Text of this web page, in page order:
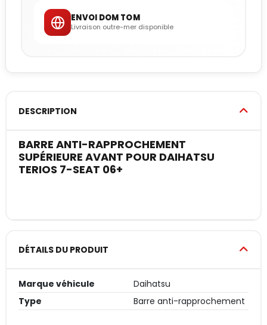
ENVOI DOM TOM
Livraison outre-mer disponible
DESCRIPTION
BARRE ANTI-RAPPROCHEMENT
SUPÉRIEURE AVANT POUR DAIHATSU
TERIOS 7-SEAT 06+
DÉTAILS DU PRODUIT
Marque véhicule
Daihatsu
Type
Barre anti-rapprochement